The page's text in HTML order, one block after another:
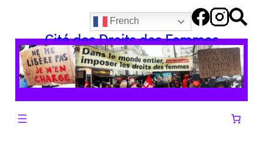
contenu
French
Cité des Droits des Femmes